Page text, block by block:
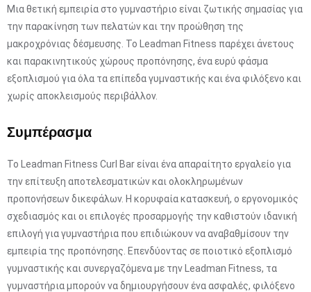
Μια θετική εμπειρία στο γυμναστήριο είναι ζωτικής σημασίας για
την παρακίνηση των πελατών και την προώθηση της
μακροχρόνιας δέσμευσης. Το Leadman Fitness παρέχει άνετους
και παρακινητικούς χώρους προπόνησης, ένα ευρύ φάσμα
εξοπλισμού για όλα τα επίπεδα γυμναστικής και ένα φιλόξενο και
χωρίς αποκλεισμούς περιβάλλον.
Συμπέρασμα
Το Leadman Fitness Curl Bar είναι ένα απαραίτητο εργαλείο για
την επίτευξη αποτελεσματικών και ολοκληρωμένων
προπονήσεων δικεφάλων. Η κορυφαία κατασκευή, ο εργονομικός
σχεδιασμός και οι επιλογές προσαρμογής την καθιστούν ιδανική
επιλογή για γυμναστήρια που επιδιώκουν να αναβαθμίσουν την
εμπειρία της προπόνησης. Επενδύοντας σε ποιοτικό εξοπλισμό
γυμναστικής και συνεργαζόμενα με την Leadman Fitness, τα
γυμναστήρια μπορούν να δημιουργήσουν ένα ασφαλές, φιλόξενο